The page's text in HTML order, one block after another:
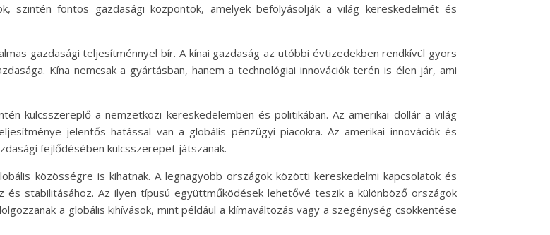
szintén fontos gazdasági központok, amelyek befolyásolják a világ kereskedelmét és
gazdasági teljesítménnyel bír. A kínai gazdaság az utóbbi évtizedekben rendkívül gyors
Kína nemcsak a gyártásban, hanem a technológiai innovációk terén is élen jár, ami
kulcsszereplő a nemzetközi kereskedelemben és politikában. Az amerikai dollár a világ
jelentős hatással van a globális pénzügyi piacokra. Az amerikai innovációk és
fejlődésében kulcsszerepet játszanak.
közösségre is kihatnak. A legnagyobb országok közötti kereskedelmi kapcsolatok és
és stabilitásához. Az ilyen típusú együttműködések lehetővé teszik a különböző országok
a globális kihívások, mint például a klímaváltozás vagy a szegénység csökkentése